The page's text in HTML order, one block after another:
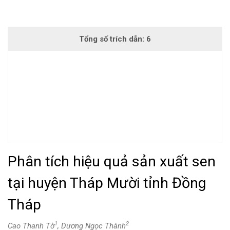
Phân tích hiệu quả sản xuất sen
tại huyện Tháp Mười tỉnh Đồng
Tháp
Cao Thanh Tờ1, Dương Ngọc Thành2